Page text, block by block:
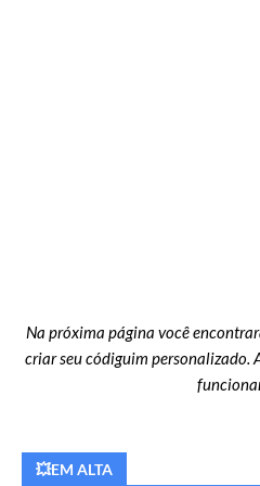
Na próxima página você
criar seu códiguim personalizado.
💥EM ALTA